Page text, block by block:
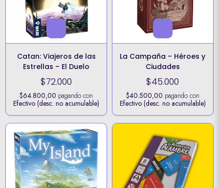
Catan: Viajeros de las
Estrellas – El Duelo
$72.000
$64.800,00 pagando con
Efectivo (desc. no acumulable)
La Campaña – Héroes y
Ciudades
$45.000
$40.500,00 pagando con
Efectivo (desc. no acumulable)